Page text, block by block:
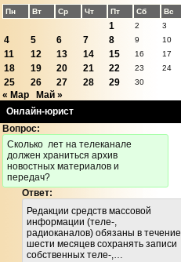
Пн Вт Ср Чт Пт Сб Вс
1 2 3
4 5 6 7 8 9 10
11 12 13 14 15 16 17
18 19 20 21 22 23 24
25 26 27 28 29 30
« Мар
Май »
Онлайн-юрист
Вопрос:
Cколько лет на телеканале
должен храниться архив
новостных материалов и
передач?
Ответ:
Редакции средств массовой
информации (теле-,
радиоканалов) обязаны в течение
шести месяцев сохранять записи
собственных теле-,…